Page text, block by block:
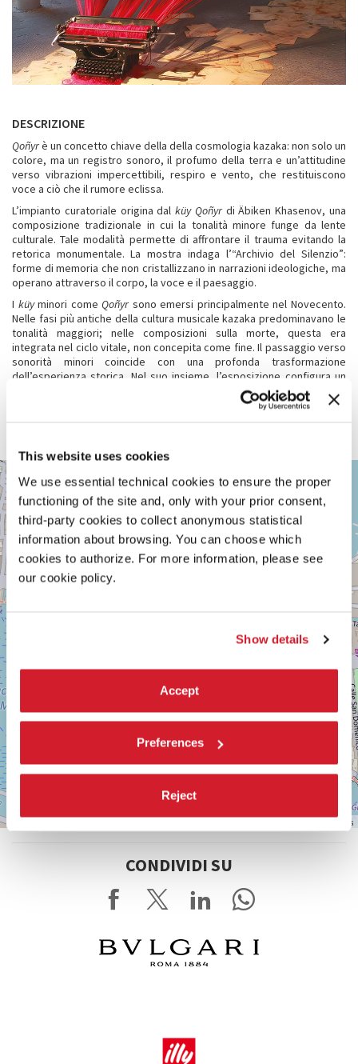
This website uses cookies
We use essential technical cookies to ensure the proper
functioning of the site and, only with your prior consent,
third-party cookies to collect anonymous statistical
information about browsing. You can choose which
cookies to authorize. For more information, please see
our cookie policy.
Show details
Accept
Preferences
Reject
DESCRIZIONE
Qoñyrè un concetto chiave della della cosmologia kazaka: non solo un
colore, ma un registro sonoro, il profumo della terra e un’attitudine
verso vibrazioni impercettibili, respiro e vento, che restituiscono
voce a ciò che il rumore eclissa.
L’impianto curatoriale origina dalküy Qoñyrdi Äbiken Khasenov, una
composizione tradizionale in cui la tonalità minore funge da lente
culturale. Tale modalità permette di affrontare il trauma evitando la
retorica monumentale. La mostra indaga l’“Archivio del Silenzio”:
forme di memoria che non cristallizzano in narrazioni ideologiche, ma
operano attraverso il corpo, la voce e il paesaggio.
I küyminori comeQoñyrsono emersi principalmente nel Novecento.
Nelle fasi più antiche della cultura musicale kazaka predominavano le
tonalità maggiori; nelle composizioni sulla morte, questa era
integrata nel ciclo vitale, non concepita come fine. Il passaggio verso
sonorità minori coincide con una profonda trasformazione
dell’esperienza storica. Nel suo insieme, l’esposizione configura un
soggetto ibrido che emerge all’intersezione tra mito e tecnologia,
archivio e corpo, violenza storica e memoria della steppa,
VENEZIA,
CASTELLO
2148
Leaflet| ©OpenStreetMapcontributors
CONDIVIDI SU